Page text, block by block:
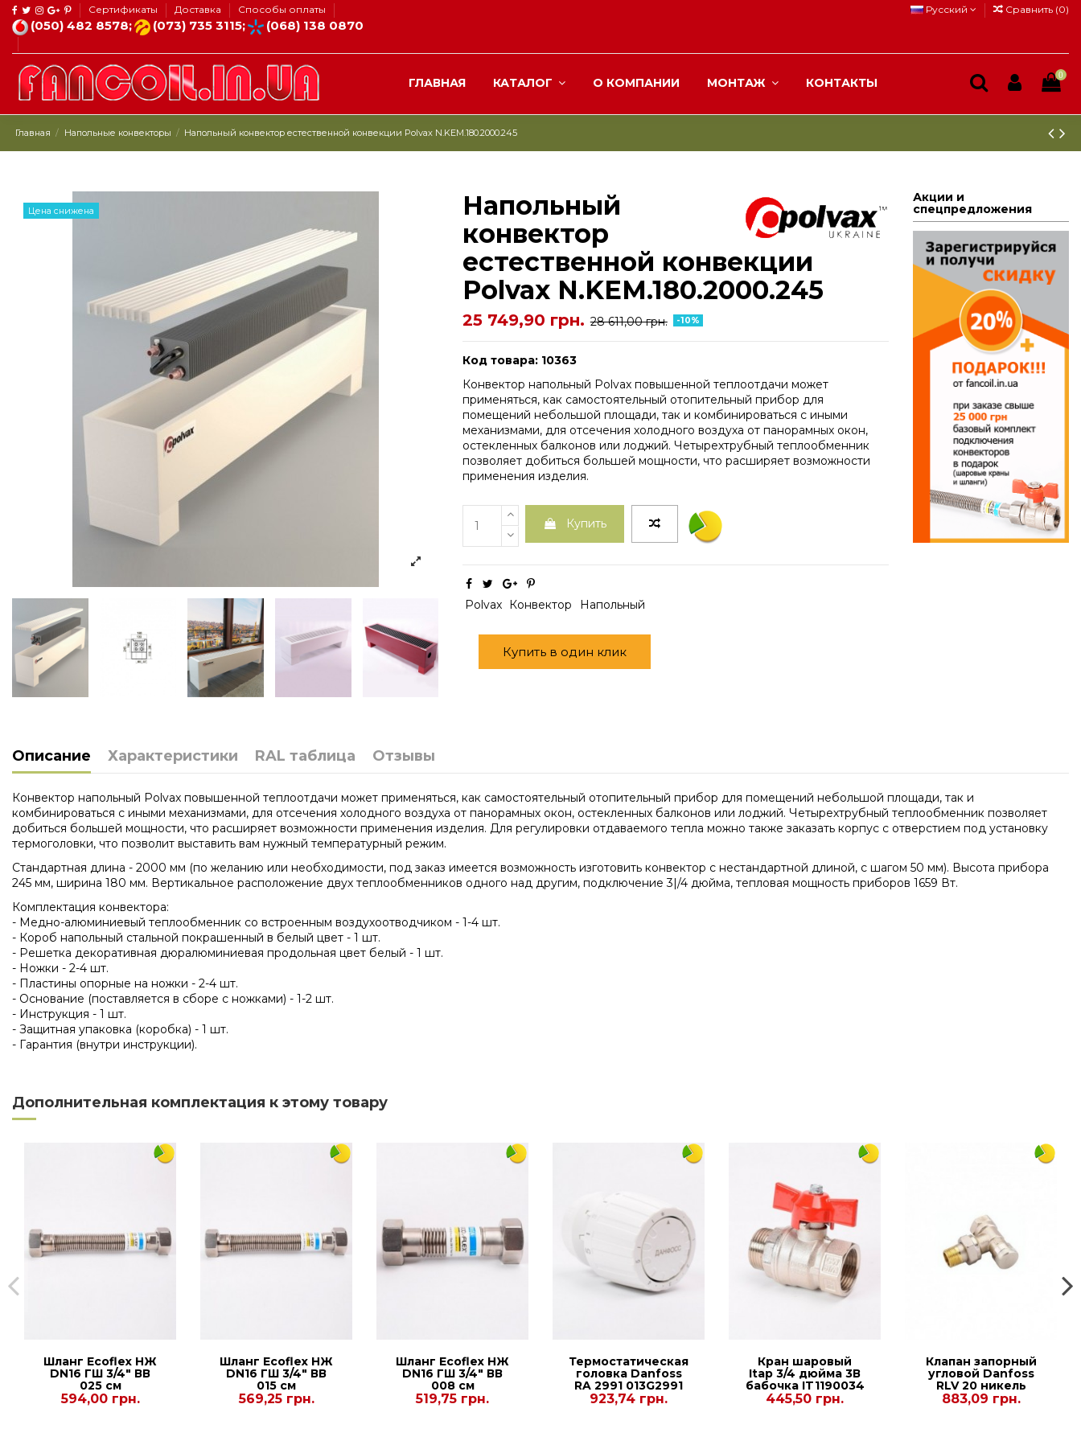
Сертификаты Доставка Способы оплаты
(050) 482 8578; (073) 735 3115; (068) 138 0870
Русский Сравнить (0)
ГЛАВНАЯ КАТАЛОГ О КОМПАНИИ МОНТАЖ КОНТАКТЫ
0
Главная Напольные конвекторы Напольный конвектор естественной конвекции Polvax N.KEM.180.2000.245
Цена снижена
Напольный
конвектор
естественной конвекции
Polvax N.KEM.180.2000.245
25 749,90 грн. 28 611,00 грн. -10%
Код товара: 10363
Конвектор напольный Polvax повышенной теплоотдачи может
применяться, как самостоятельный отопительный прибор для
помещений небольшой площади, так и комбинироваться с иными
механизмами, для отсечения холодного воздуха от панорамных окон,
остекленных балконов или лоджий. Четырехтрубный теплообменник
позволяет добиться большей мощности, что расширяет возможности
применения изделия.
Купить
Polvax Конвектор Напольный
Купить в один клик
Акции и
спецпредложения
Описание Характеристики RAL таблица Отзывы
Конвектор напольный Polvax повышенной теплоотдачи может применяться, как самостоятельный отопительный прибор для помещений небольшой площади, так и
комбинироваться с иными механизмами, для отсечения холодного воздуха от панорамных окон, остекленных балконов или лоджий. Четырехтрубный теплообменник позволяет
добиться большей мощности, что расширяет возможности применения изделия. Для регулировки отдаваемого тепла можно также заказать корпус с отверстием под установку
термоголовки, что позволит выставить вам нужный температурный режим.
Стандартная длина - 2000 мм (по желанию или необходимости, под заказ имеется возможность изготовить конвектор с нестандартной длиной, с шагом 50 мм). Высота прибора
245 мм, ширина 180 мм. Вертикальное расположение двух теплообменников одного над другим, подключение 3|/4 дюйма, тепловая мощность приборов 1659 Вт.
Комплектация конвектора:
- Медно-алюминиевый теплообменник со встроенным воздухоотводчиком - 1-4 шт.
- Короб напольный стальной покрашенный в белый цвет - 1 шт.
- Решетка декоративная дюралюминиевая продольная цвет белый - 1 шт.
- Ножки - 2-4 шт.
- Пластины опорные на ножки - 2-4 шт.
- Основание (поставляется в сборе с ножками) - 1-2 шт.
- Инструкция - 1 шт.
- Защитная упаковка (коробка) - 1 шт.
- Гарантия (внутри инструкции).
Ширина
Тип управления
Возможность использовать в ванных комнатах
Страна производитель
Страна регистрации бренда
Польша
Оплата в кредит
Дополнительная комплектация к этому товару
Шланг Еcoflex НЖ
DN16 ГШ 3/4" ВВ
025 см
594,00 грн.
Шланг Еcoflex НЖ
DN16 ГШ 3/4" ВВ
015 см
569,25 грн.
Шланг Еcoflex НЖ
DN16 ГШ 3/4" ВВ
008 см
519,75 грн.
Термостатическая
головка Danfoss
RA 2991 013G2991
923,74 грн.
Кран шаровый
Itap 3/4 дюйма 3В
бабочка IT1190034
445,50 грн.
Клапан запорный
угловой Danfoss
RLV 20 никель
003L0145
883,09 грн.